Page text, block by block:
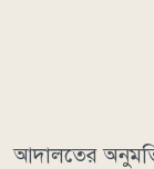
আদালতের অনুমতি